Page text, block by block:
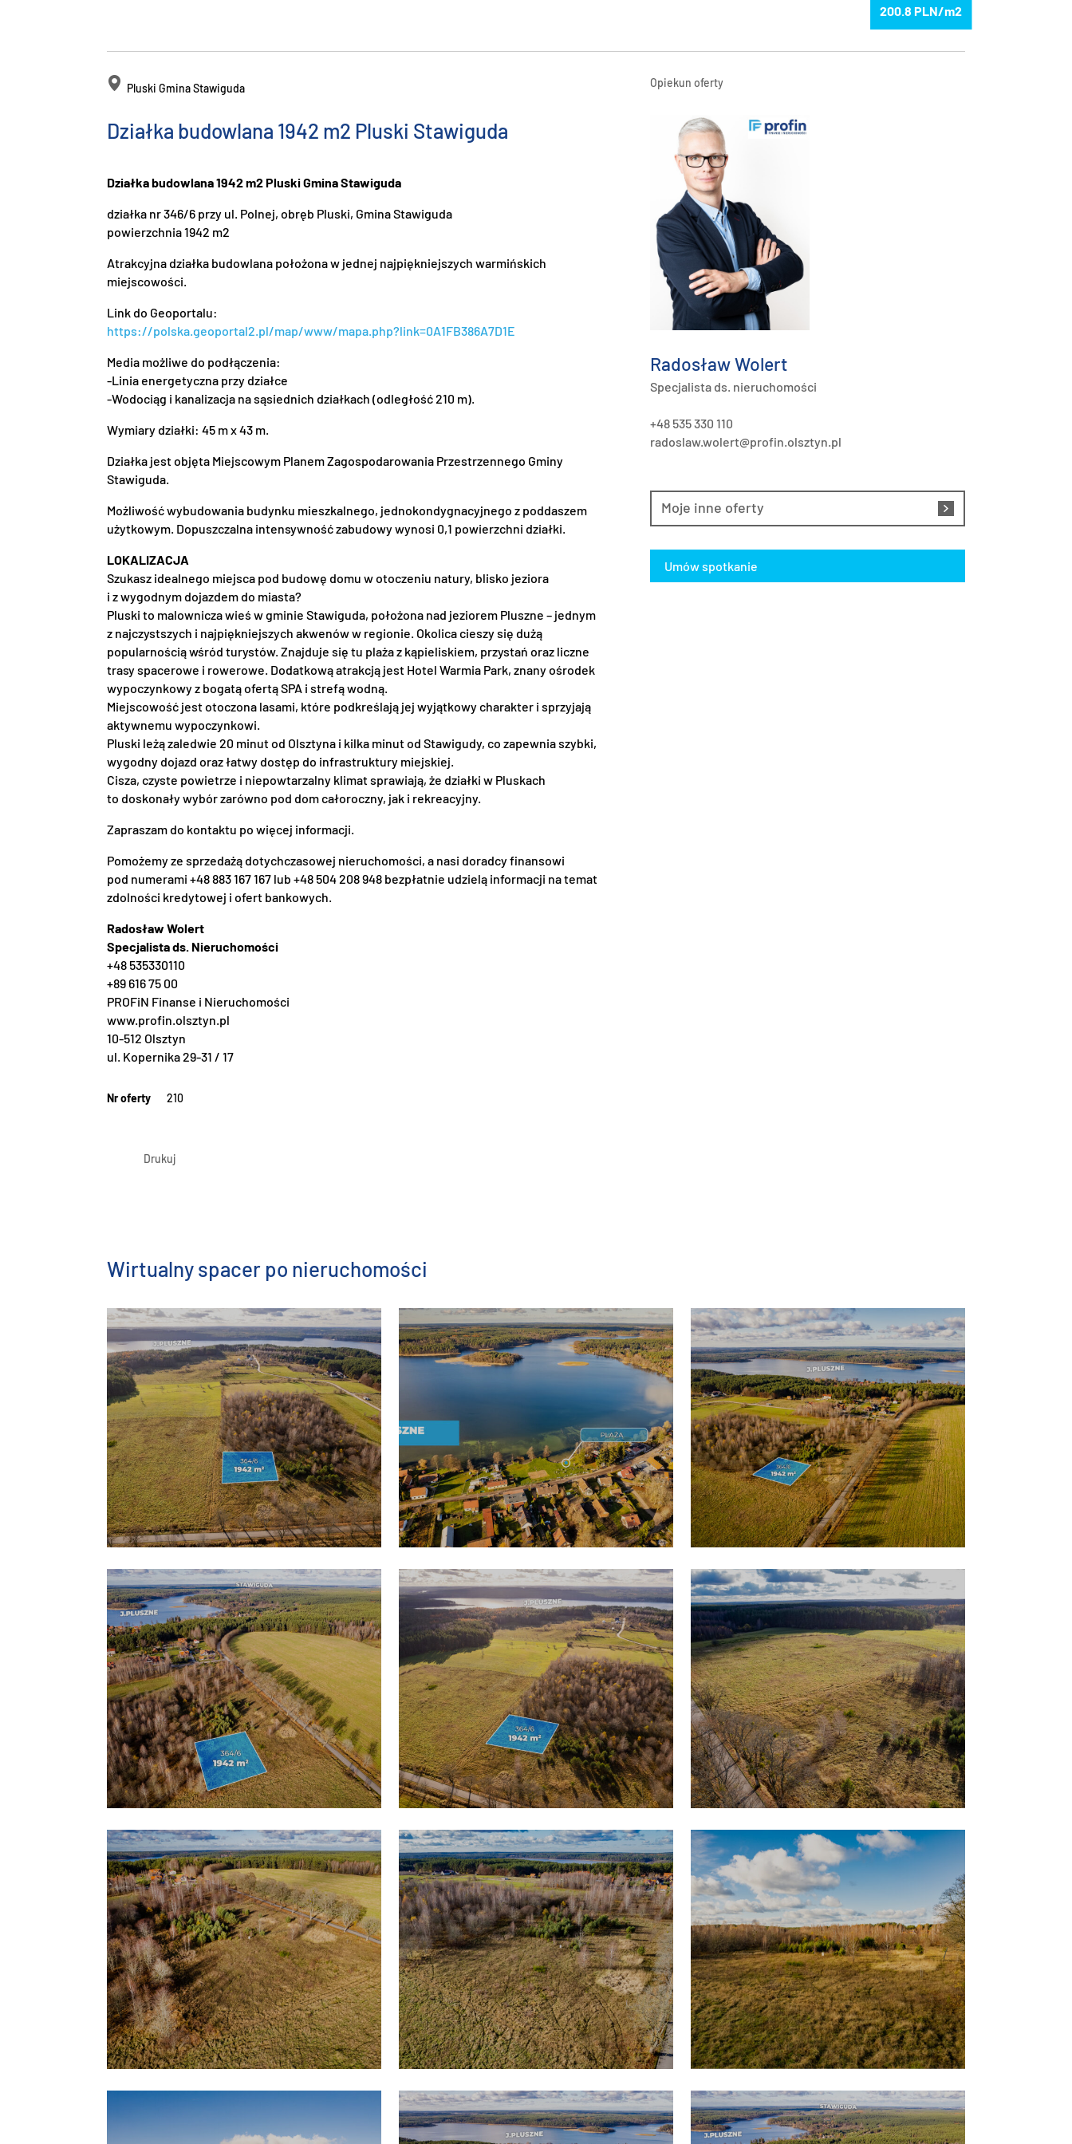
200.8
Pluski Gmina Stawiguda
Działka budowlana 1942 m2 Pluski Stawiguda
Działka budowlana 1942 m2 Pluski Gmina Stawiguda
działka nr 346/6 przy ul. Polnej, obręb Pluski, Gmina Stawiguda
powierzchnia 1942 m2
Atrakcyjna działka budowlana położona w jednej najpiękniejszych warmińskich
miejscowości.
Link do Geoportalu:
https://polska.geoportal2.pl/map/www/mapa.php?link=0A1FB386A7D1E
Media możliwe do podłączenia:
-Linia energetyczna przy działce
-Wodociąg i kanalizacja na sąsiednich działkach (odległość 210 m).
Wymiary działki: 45 m x 43 m.
Działka jest objęta Miejscowym Planem Zagospodarowania Przestrzennego Gminy
Stawiguda.
Możliwość wybudowania budynku mieszkalnego, jednokondygnacyjnego z poddaszem
użytkowym. Dopuszczalna intensywność zabudowy wynosi 0,1 powierzchni działki.
LOKALIZACJA
Szukasz idealnego miejsca pod budowę domu w otoczeniu natury, blisko jeziora
i z wygodnym dojazdem do miasta?
Pluski to malownicza wieś w gminie Stawiguda, położona nad jeziorem Pluszne – jednym
z najczystszych i najpiękniejszych akwenów w regionie. Okolica cieszy się dużą
popularnością wśród turystów. Znajduje się tu plaża z kąpieliskiem, przystań oraz liczne
trasy spacerowe i rowerowe. Dodatkową atrakcją jest Hotel Warmia Park, znany ośrodek
wypoczynkowy z bogatą ofertą SPA i strefą wodną.
Miejscowość jest otoczona lasami, które podkreślają jej wyjątkowy charakter i sprzyjają
aktywnemu wypoczynkowi.
Pluski leżą zaledwie 20 minut od Olsztyna i kilka minut od Stawigudy, co zapewnia szybki,
wygodny dojazd oraz łatwy dostęp do infrastruktury miejskiej.
Cisza, czyste powietrze i niepowtarzalny klimat sprawiają, że działki w Pluskach
to doskonały wybór zarówno pod dom całoroczny, jak i rekreacyjny.
Zapraszam do kontaktu po więcej informacji.
Pomożemy ze sprzedażą dotychczasowej nieruchomości, a nasi doradcy finansowi
pod numerami +48 883 167 167 lub +48 504 208 948 bezpłatnie udzielą informacji na temat
zdolności kredytowej i ofert bankowych.
Radosław Wolert
Specjalista ds. Nieruchomości
+48 535330110
+89 616 75 00
PROFiN Finanse i Nieruchomości
www.profin.olsztyn.pl
10-512 Olsztyn
ul. Kopernika 29-31 / 17
Nr oferty 210
Drukuj
Opiekun oferty
Radosław Wolert
Specjalista ds. nieruchomości
+48 535 330 110
radoslaw.wolert@profin.olsztyn.pl
Moje inne oferty
Umów spotkanie
Wirtualny spacer po nieruchomości